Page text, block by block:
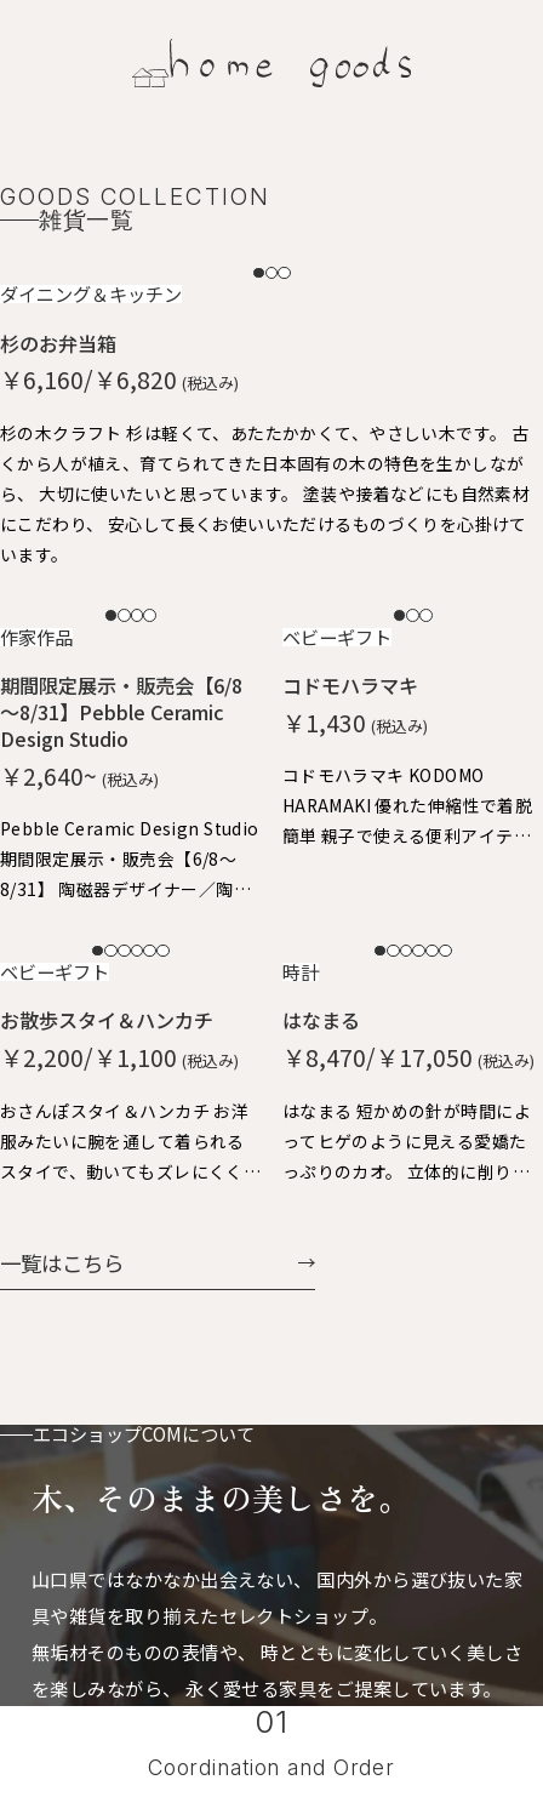
ングチェア・イージーチェア展
開もされています。
GOODS COLLECTION
雑貨一覧
一覧はこちら
NEW
ダイニング＆キッチン
杉のお弁当箱
￥6,160/￥6,820 (税込み)
杉の木クラフト 杉は軽くて、あたたかかくて、やさしい木です。 古
くから人が植え、育てられてきた日本固有の木の特色を生かしなが
ら、 大切に使いたいと思っています。 塗装や接着などにも自然素材
にこだわり、 安心して長くお使いいただけるものづくりを心掛けて
います。
NEW
作家作品
期間限定展示・販売会【6/8
～8/31】Pebble Ceramic
Design Studio
￥2,640~ (税込み)
Pebble Ceramic Design Studio
期間限定展示・販売会【6/8～
8/31】 陶磁器デザイナー／陶磁
の石原さん やさしいタッチの絵
付け器を中心に特別展示させて
いただきました。 どれも1点もの
了となります。
NEW
ベビーギフト
コドモハラマキ
￥1,430 (税込み)
コドモハラマキ KODOMO
HARAMAKI 優れた伸縮性で着脱
簡単 親子で使える便利アイテ
NEW
ベビーギフト
お散歩スタイ＆ハンカチ
￥2,200/￥1,100 (税込み)
おさんぽスタイ＆ハンカチ お洋
服みたいに腕を通して着られる
スタイで、動いてもズレにくく、
付。ベビーカーやバッグに付け
ておけば鼻水や涙もすぐに拭け
NEW
時計
はなまる
￥8,470/￥17,050 (税込み)
はなまる 短かめの針が時間によ
ってヒゲのように見える愛嬌た
っぷりのカオ。 立体的に削り出
に掛けたときの凸っぱり具合
も、可愛さ「はなまる」。 はな
掛け時計としても使えます。
エコショップCOMについて
木、そのままの美しさを。
山口県ではなかなか出会えない、
国内外から選び抜いた家
具や雑貨を取り揃えたセレクトショップ。
無垢材そのものの表情や、 時とともに変化していく美しさ
を楽しみながら、永く愛せる家具をご提案しています。
01
Coordination and Order